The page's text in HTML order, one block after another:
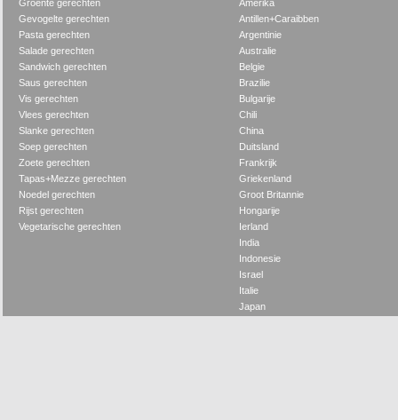
Groente gerechten
Gevogelte gerechten
Pasta gerechten
Salade gerechten
Sandwich gerechten
Saus gerechten
Vis gerechten
Vlees gerechten
Slanke gerechten
Soep gerechten
Zoete gerechten
Tapas+Mezze gerechten
Noedel gerechten
Rijst gerechten
Vegetarische gerechten
Amerika
Antillen+Caraibben
Argentinie
Australie
Belgie
Brazilie
Bulgarije
Chili
China
Duitsland
Frankrijk
Griekenland
Groot Britannie
Hongarije
Ierland
India
Indonesie
Israel
Italie
Japan